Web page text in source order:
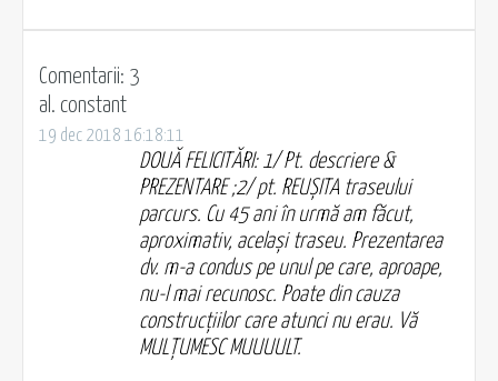
Comentarii: 3
al. constant
19 dec 2018 16:18:11
DOUĂ FELICITĂRI: 1/ Pt. descriere &
PREZENTARE ;2/ pt. REUȘITA traseului
parcurs. Cu 45 ani în urmă am făcut,
aproximativ, același traseu. Prezentarea
dv. m-a condus pe unul pe care, aproape,
nu-l mai recunosc. Poate din cauza
construcțiilor care atunci nu erau. Vă
MULȚUMESC MUUUULT.